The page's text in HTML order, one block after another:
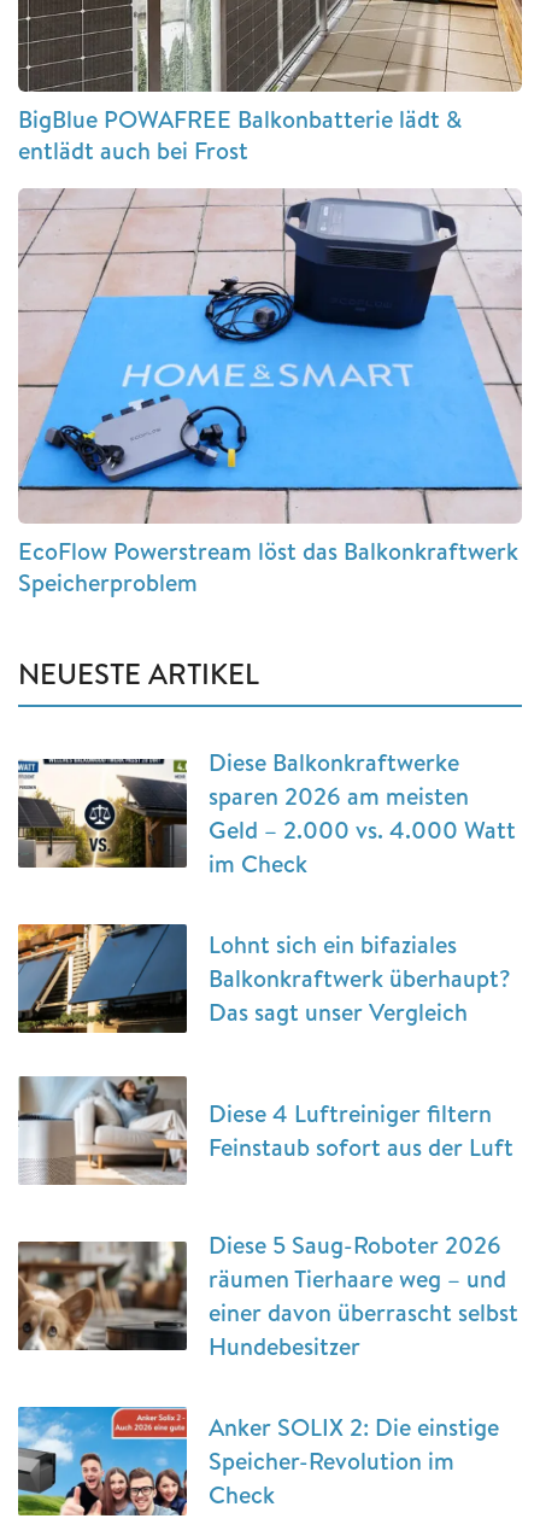
BigBlue POWAFREE Balkonbatterie lädt &
entlädt auch bei Frost
EcoFlow Powerstream löst das Balkonkraftwerk
Speicherproblem
NEUESTE ARTIKEL
Diese Balkonkraftwerke
sparen 2026 am meisten
Geld – 2.000 vs. 4.000 Watt
im Check
Lohnt sich ein bifaziales
Balkonkraftwerk überhaupt?
Das sagt unser Vergleich
Diese 4 Luftreiniger filtern
Feinstaub sofort aus der Luft
Diese 5 Saug-Roboter 2026
räumen Tierhaare weg – und
einer davon überrascht selbst
Hundebesitzer
Anker SOLIX 2: Die einstige
Speicher-Revolution im
Check